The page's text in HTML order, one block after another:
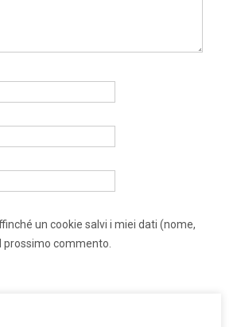
un cookie salvi i miei dati (nome,
prossimo commento.